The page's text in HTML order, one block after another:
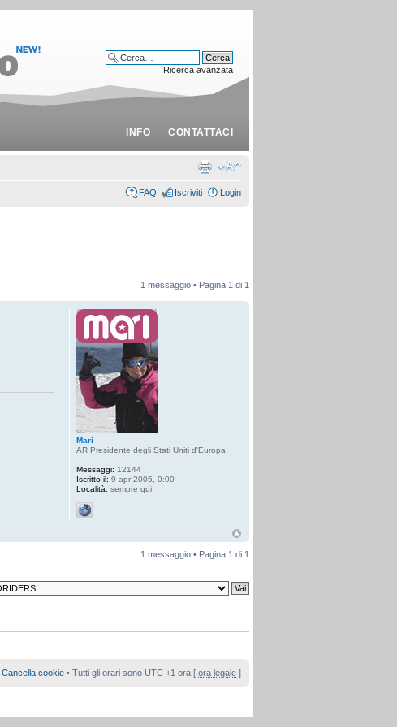
INFO CONTATTACI
Ricerca avanzata
FAQ Iscriviti Login
1 messaggio • Pagina 1 di 1
Mari
AR Presidente degli Stati Uniti d'Europa
Messaggi: 12144
Iscritto il: 9 apr 2005, 0:00
Località: sempre qui
1 messaggio • Pagina 1 di 1
Cancella cookie • Tutti gli orari sono UTC +1 ora [ ora legale ]